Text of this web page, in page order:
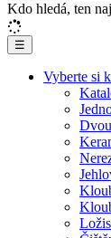
Kdo hledá, ten
☰
Vyberte si